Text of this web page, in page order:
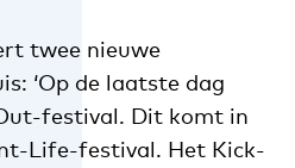
twee nieuwe
‘Op de laatste dag
festival. Dit komt in
Life-festival. Het Kick-